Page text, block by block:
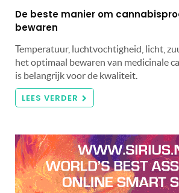
De beste manier om
bewaren
Temperatuur, luchtvochtigheid, licht,
het optimaal bewaren van medicinale
is belangrijk voor de kwaliteit.
LEES VERDER